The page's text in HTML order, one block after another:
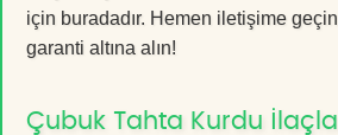
için buradadır. Hemen iletişime
garanti altına alın!
Çubuk Tahta Kurdu